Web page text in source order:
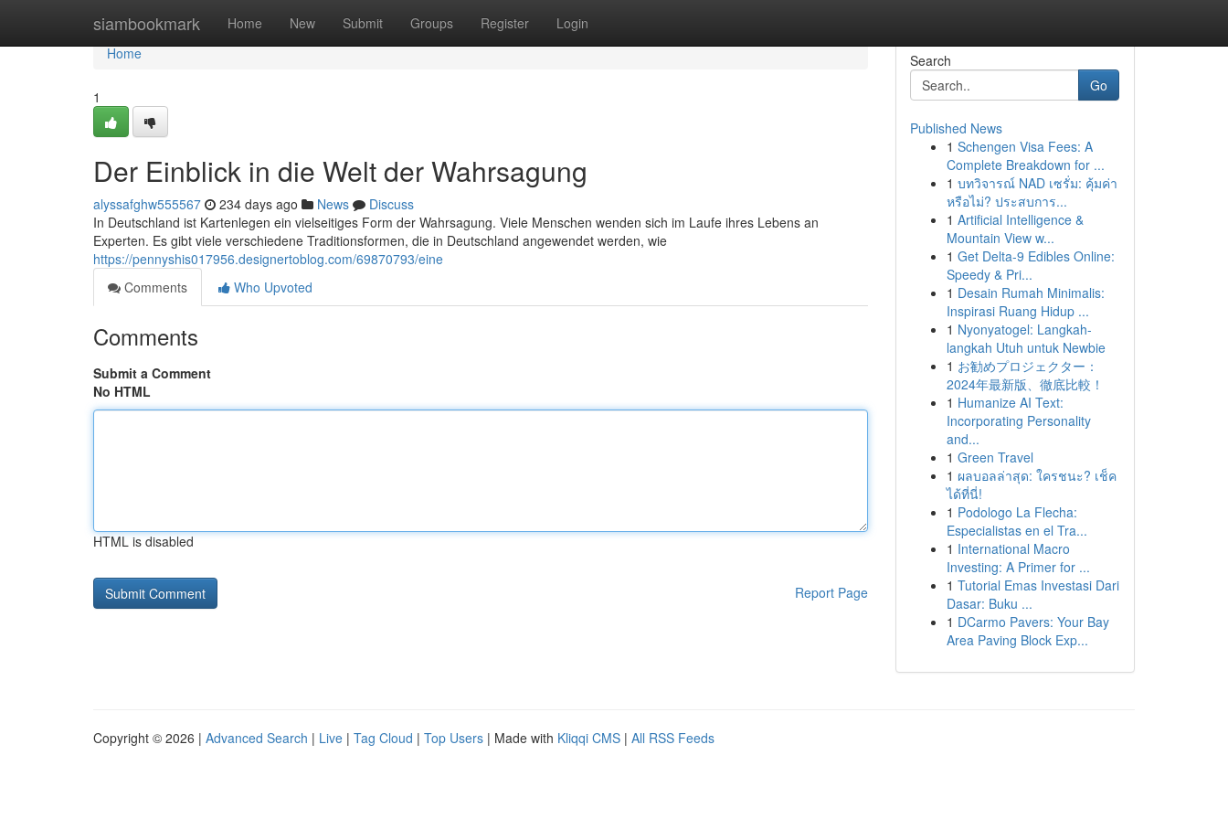
siambookmark Home New Submit Groups Register Login
Home
Home
1
Der Einblick in die Welt der Wahrsagung
alyssafghw555567 234 days ago News
Discuss
In Deutschland ist Kartenlegen ein vielseitiges Form der Wahrsagung. Viele Menschen wenden sich im Laufe ihres Lebens an
Experten. Es gibt viele verschiedene Traditionsformen, die in Deutschland angewendet werden, wie
https://pennyshis017956.designertoblog.com/69870793/eine
Comments
Who Upvoted
Comments
Submit a Comment
No HTML
HTML is disabled
Report Page
Search
Go
Published News
1 Schengen Visa Fees: A
Complete Breakdown for ...
1 บทวิจารณ์ NAD เซรั่ม: คุ้มค่า
หรือไม่? ประสบการ...
1 Artificial Intelligence &
Mountain View w...
1 Get Delta-9 Edibles Online:
Speedy & Pri...
1 Desain Rumah Minimalis:
Inspirasi Ruang Hidup ...
1 Nyonyatogel: Langkah-
langkah Utuh untuk Newbie
1 お勧めプロジェクター：
2024年最新版、徹底比較！
1 Humanize AI Text:
Incorporating Personality
and...
1 Green Travel
1 ผลบอลล่าสุด: ใครชนะ? เช็ค
ได้ที่นี่!
1 Podologo La Flecha:
Especialistas en el Tra...
1 International Macro
Investing: A Primer for ...
1 Tutorial Emas Investasi Dari
Dasar: Buku ...
1 DCarmo Pavers: Your Bay
Area Paving Block Exp...
Copyright © 2026 | Advanced Search | Live | Tag Cloud | Top Users | Made with Kliqqi CMS | All RSS Feeds